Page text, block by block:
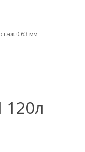
0.63 мм
120л